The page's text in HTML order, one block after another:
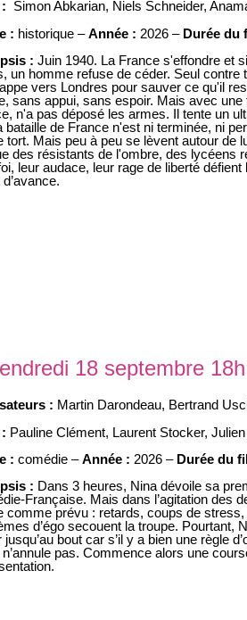
Simon Abkarian, Niels Schneider,
: historique –Année : 2026 – Durée du
: Juin 1940. La France s'effondre et
un homme refuse de céder. Seul contre
vers Londres pour sauver ce qu'il
sans appui, sans espoir. Mais avec
n'a pas déposé les armes. Il tente un
bataille de France n'est ni terminée, ni
tort. Mais peu à peu se lèvent autour de
des résistants de l'ombre, des lycéens
leur audace, leur rage de liberté
18 septembre 18h
: Martin Darondeau, Bertrand
Pauline Clément, Laurent Stocker,
: comédie –Année : 2026 – Durée du
: Dans 3 heures, Nina dévoile sa
Française. Mais dans l’agitation des
comme prévu : retards, coups de
d’égo secouent la troupe. Pourtant,
jusqu’au bout car s’il y a bien une règle
n’annule pas. Commence alors une